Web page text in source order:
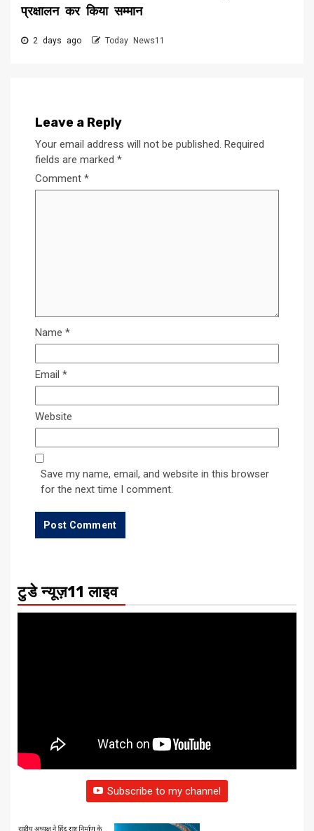
प्रक्षालन कर किया सम्मान
2 days ago Today News11
Leave a Reply
Your email address will not be published. Required
fields are marked *
Comment *
Name *
Email *
Website
Save my name, email, and website in this browser
for the next time I comment.
टुडे न्यूज़11 लाइव
Subscribe to my channel